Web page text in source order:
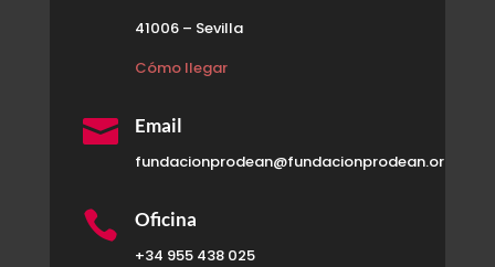
41006 – Sevilla
Cómo llegar
 Email
fundacionprodean@fundacionprodean.org
 Oficina
+34 955 438 025